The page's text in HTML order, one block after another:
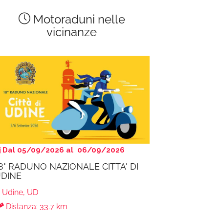
Motoraduni nelle
vicinanze
Dal 05/09/2026 al 06/09/2026
RADUNO NAZIONALE CITTA' DI
Udine, UD
Distanza: 33.7 km